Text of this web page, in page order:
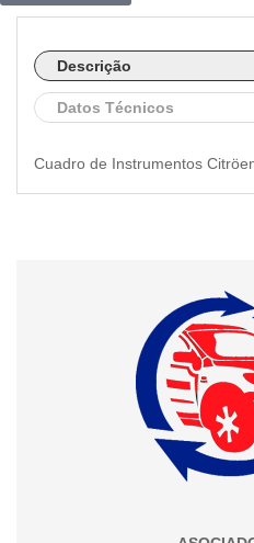
Descrição
Datos Técnicos
Cuadro de Instrumentos